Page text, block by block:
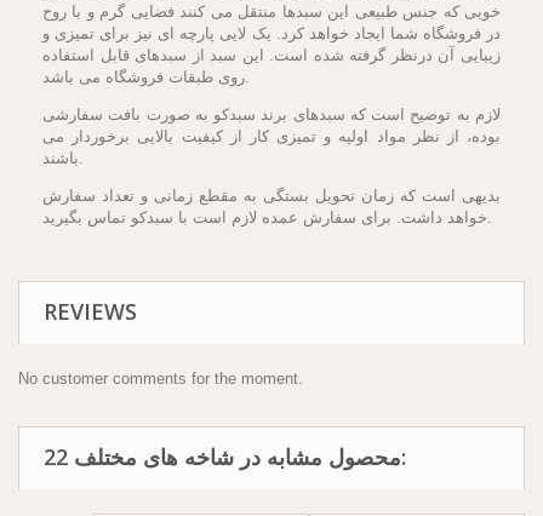
خوبی که جنس طبیعی این سبدها منتقل می کنند فضایی گرم و با روح
در فروشگاه شما ایجاد خواهد کرد. یک لایی پارچه ای نیز برای تمیزی و
زیبایی آن درنظر گرفته شده است. این سبد از سبدهای قابل استفاده
لازم به توضیح است که سبدهای برند سبدکو به صورت بافت سفارشی
بوده، از نظر مواد اولیه و تمیزی کار از کیفیت بالایی برخوردار می
بدیهی است که زمان تحویل بستگی به مقطع زمانی و تعداد سفارش
REVIEWS
No customer comments for the moment.
22 محصول مشابه در شاخه های مختلف: